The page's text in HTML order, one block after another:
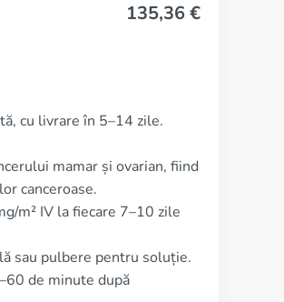
135,36€
cu livrare în 5–14 zile.
mamar și ovarian, fiind
canceroase.
m² IV la fiecare 7–10 zile
sau pulbere pentru soluție.
de minute după